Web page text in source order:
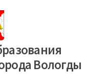
Вологды